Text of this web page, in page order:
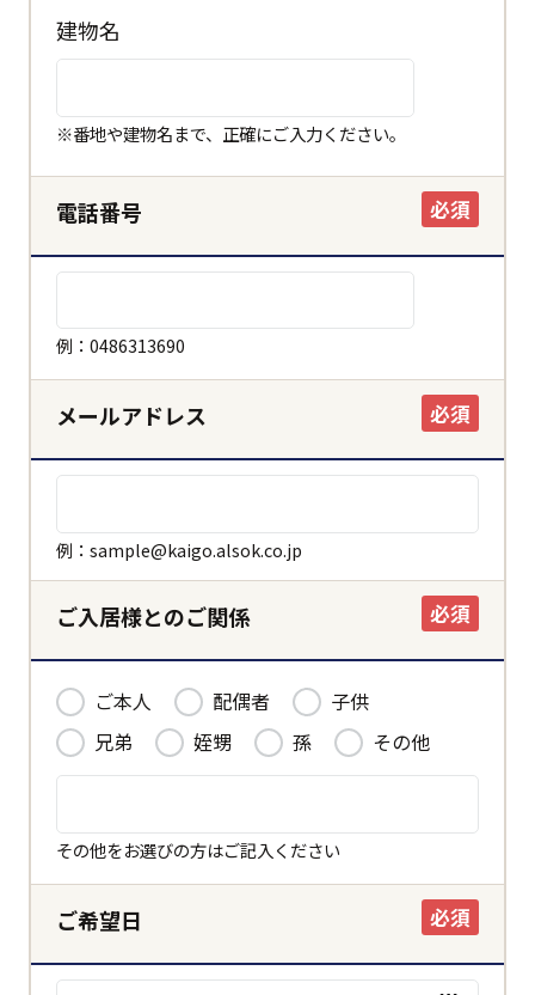
建物名
※番地や建物名まで、正確にご入力ください。
電話番号 必須
例：0486313690
メールアドレス 必須
例：sample@kaigo.alsok.co.jp
ご入居様とのご関係 必須
ご本人 配偶者
子供
兄弟
姪甥 孫 その他
その他をお選びの方はご記入ください
ご希望日 必須